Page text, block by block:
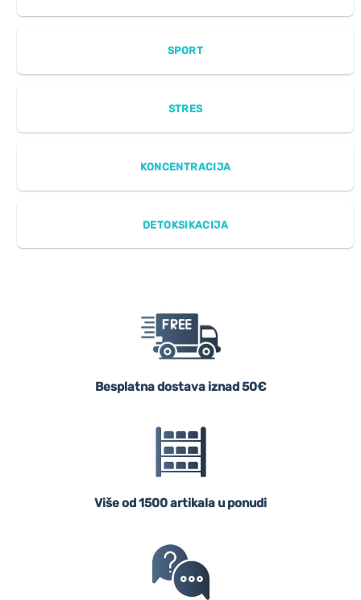
SPORT
STRES
KONCENTRACIJA
DETOKSIKACIJA
Besplatna dostava iznad 50€
Više od 1500 artikala u ponudi